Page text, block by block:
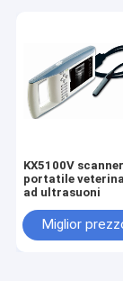
KX5100V scanner
portatile
ad ultrasuoni
Miglior